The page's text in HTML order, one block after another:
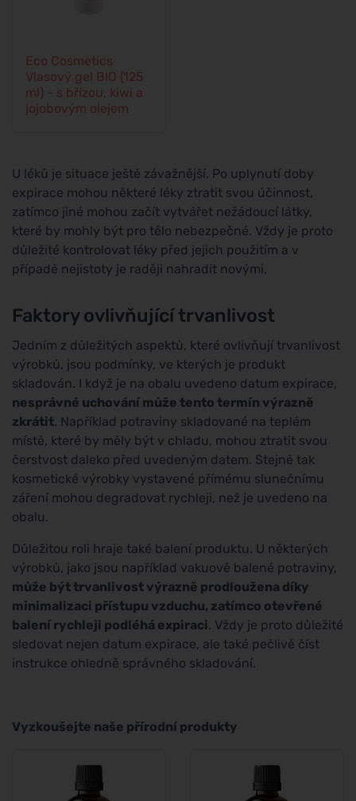
Eco Cosmetics
Vlasový gel BIO (125
ml) - s břízou, kiwi a
jojobovým olejem
U léků je situace ještě závažnější. Po uplynutí doby
expirace mohou některé léky ztratit svou účinnost,
zatímco jiné mohou začít vytvářet nežádoucí látky,
které by mohly být pro tělo nebezpečné. Vždy je proto
důležité kontrolovat léky před jejich použitím a v
případě nejistoty je raději nahradit novými.
Faktory ovlivňující trvanlivost
Jedním z důležitých aspektů, které ovlivňují trvanlivost
výrobků, jsou podmínky, ve kterých je produkt
skladován. I když je na obalu uvedeno datum expirace,
nesprávné uchování může tento termín výrazně
zkrátit. Například potraviny skladované na teplém
místě, které by měly být v chladu, mohou ztratit svou
čerstvost daleko před uvedeným datem. Stejně tak
kosmetické výrobky vystavené přímému slunečnímu
záření mohou degradovat rychleji, než je uvedeno na
obalu.
Důležitou roli hraje také balení produktu. U některých
výrobků, jako jsou například vakuově balené potraviny,
může být trvanlivost výrazně prodloužena díky
minimalizaci přístupu vzduchu, zatímco otevřené
balení rychleji podléhá expiraci. Vždy je proto důležité
sledovat nejen datum expirace, ale také pečlivě číst
instrukce ohledně správného skladování.
Vyzkoušejte naše přírodní produkty